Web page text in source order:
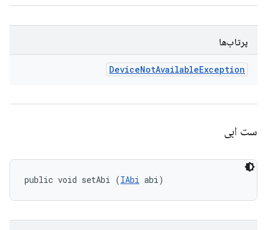
پرتاب‌ها
DeviceNotAvailableException
ست ابی
public void setAbi (IAbi abi)